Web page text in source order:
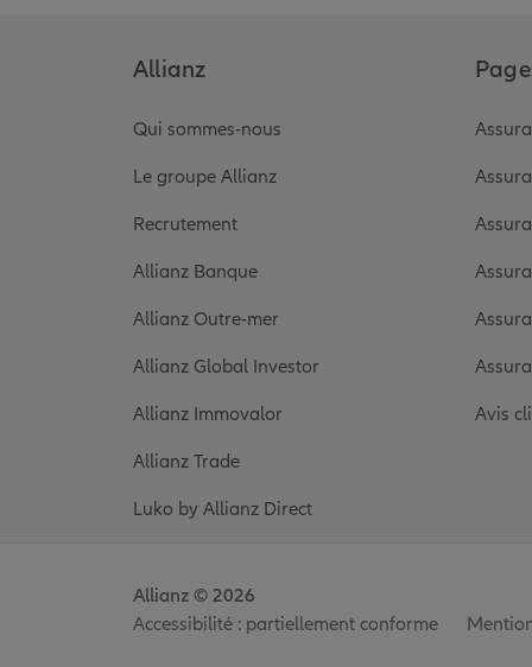
Allianz
Qui sommes-nous
Le groupe Allianz
Recrutement
Allianz Banque
Allianz Outre-mer
Allianz Global Investor
Allianz Immovalor
Allianz Trade
Luko by Allianz Direct
Avis
Accessibilité : partiellement conforme
Allianz © 2026